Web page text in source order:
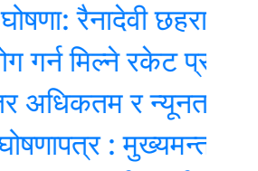
रैनादेवी छहरा ‘पूर्ण
मिल्ने रकेट प्रक्षेपण
र न्यूनतम तापक्रम
: मुख्यमन्त्री